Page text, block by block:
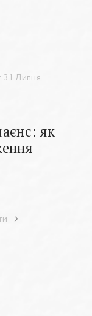
31 Липня
як